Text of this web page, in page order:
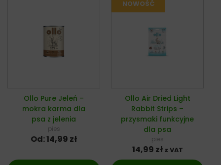
Ollo Pure Jeleń –
mokra karma dla
psa z jelenia
pies
Od:14,99 zł
Ollo Air Dried Light
Rabbit Strips –
przysmaki funkcyjne
dla psa
pies
14,99 zł z VAT